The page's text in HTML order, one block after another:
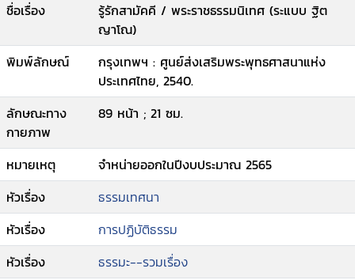
ชื่อเรื่อง
รู้รักสามัคคี / พระราชธรรมนิเทศ (ระแบบ ฐิต
ญาโณ)
พิมพ์ลักษณ์
กรุงเทพฯ : ศูนย์ส่งเสริมพระพุทธศาสนาแห่ง
ประเทศไทย, 2540.
ลักษณะทาง
กายภาพ
89 หน้า ; 21 ซม.
หมายเหตุ
จำหน่ายออกในปีงบประมาณ 2565
หัวเรื่อง
ธรรมเทศนา
หัวเรื่อง
การปฏิบัติธรรม
หัวเรื่อง
ธรรมะ--รวมเรื่อง